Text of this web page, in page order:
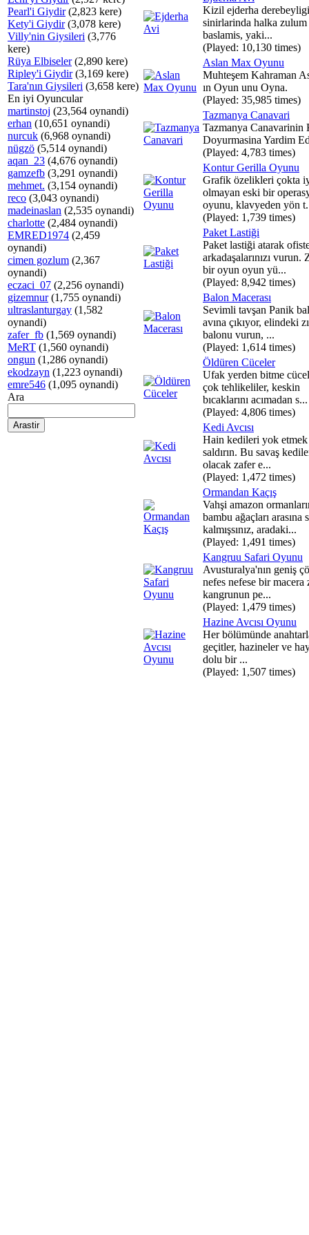
Pearl'i Giydir(2,823 kere)
Kety'i Giydir(3,078 kere)
Villy'nin Giysileri (3,776
kere)
Rüya Elbiseler(2,890 kere)
Ripley'i Giydir(3,169 kere)
Tara'nın Giysileri (3,658 kere)
En iyi Oyuncular
martinstoj (23,564 oynandi)
erhan (10,651 oynandi)
nurcuk (6,968 oynandi)
nügzö (5,514 oynandi)
aqan_23 (4,676 oynandi)
gamzefb (3,291 oynandi)
mehmet. (3,154 oynandi)
reco (3,043 oynandi)
madeinaslan (2,535 oynandi)
charlotte (2,484 oynandi)
EMRED1974 (2,459
oynandi)
cimen gozlum (2,367
oynandi)
eczaci_07 (2,256 oynandi)
gizemnur(1,755 oynandi)
ultraslanturgay (1,582
oynandi)
zafer_fb (1,569 oynandi)
MeRT (1,560 oynandi)
ongun (1,286 oynandi)
ekodzayn (1,223 oynandi)
emre546 (1,095 oynandi)
Ara
Kizil ejderha
sinirlarinda halka zulum
baslamis, yaki...
(Played: 10,130 times)
Aslan Max Oyunu
Muhteşem Kahraman
ın Oyun unu Oyna.
(Played: 35,985 times)
Tazmanya Canavari
Tazmanya Canavarinin
Doyurmasina Yardim
(Played: 4,783 times)
Kontur Gerilla Oyunu
Grafik özelikleri çokta
olmayan eski bir
oyunu, klavyeden yön
(Played: 1,739 times)
Paket Lastiği
Paket lastiği atarak
arkadaşalarınızı vurun.
bir oyun oyun yü...
(Played: 8,942 times)
Balon Macerası
Sevimli tavşan Panik
avına çıkıyor, elindeki
balonu vurun, ...
(Played: 1,614 times)
Öldüren Cüceler
Ufak yerden bitme
çok tehlikeliler, keskin
bıcaklarını acımadan s...
(Played: 4,806 times)
Kedi Avcısı
Hain kedileri yok
saldırın. Bu savaş
olacak zafer e...
(Played: 1,472 times)
Ormandan Kaçış
Vahşi amazon
bambu ağaçları arasına
kalmışsınız, aradaki...
(Played: 1,491 times)
Kangruu Safari Oyunu
Avusturalya'nın geniş
nefes nefese bir macera
kangrunun pe...
(Played: 1,479 times)
Hazine Avcısı Oyunu
Her bölümünde
geçitler, hazineler ve
dolu bir ...
(Played: 1,507 times)